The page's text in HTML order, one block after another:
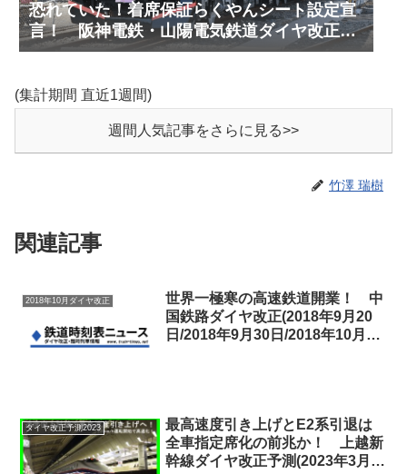
恐れていた！着席保証らくやんシート設定宣
言！ 阪神電鉄・山陽電気鉄道ダイヤ改正予
測(2027年3月予定)
(集計期間 直近1週間)
週間人気記事をさらに見る>>
竹澤 瑞樹
関連記事
2018年10月ダイヤ改正
世界一極寒の高速鉄道開業！ 中
国鉄路ダイヤ改正(2018年9月20
日/2018年9月30日/2018年10月21
ダイヤ改正予測2023
最高速度引き上げとE2系引退は
全車指定席化の前兆か！ 上越新
幹線ダイヤ改正予測(2023年3月予